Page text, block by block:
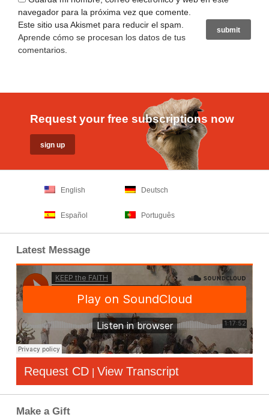
navegador para la próxima vez que comente.
Este sitio usa Akismet para reducir el spam.
Aprende cómo se procesan los datos de tus
comentarios
Request your free subscriptions now
English Deutsch
Español Português
Latest Message
Request CD | View Transcript
Make a Gift